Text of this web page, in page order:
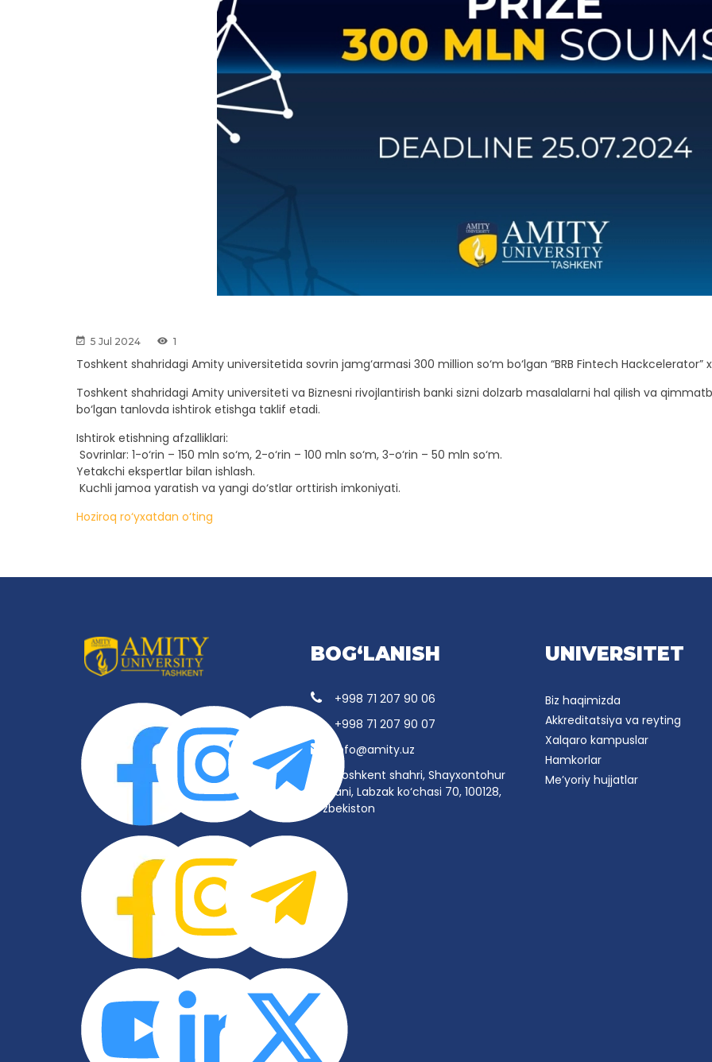
5 Jul 2024 1
Toshkent shahridagi Amity universitetida sovrin jamg‘armasi 300 million so‘m bo‘lgan “BRB Fintech Hackcelerator”
Toshkent shahridagi Amity universiteti va Biznesni rivojlantirish banki sizni dolzarb masalalarni hal qilish va
bo‘lgan tanlovda ishtirok etishga taklif etadi.
Ishtirok etishning afzalliklari:
Sovrinlar: 1-o‘rin – 150 mln so‘m, 2-o‘rin – 100 mln so‘m, 3-o‘rin – 50 mln so‘m.
Yetakchi ekspertlar bilan ishlash.
Kuchli jamoa yaratish va yangi do‘stlar orttirish imkoniyati.
Hoziroq ro‘yxatdan o‘ting
BOG‘LANISH
+998 71 207 90 06
+998 71 207 90 07
info@amity.uz
Toshkent shahri, Shayxontohur
tumani, Labzak ko‘chasi 70, 100128,
O‘zbekiston
UNIVERSITET
Biz haqimizda
Akkreditatsiya va reyting
Xalqaro kampuslar
Hamkorlar
Me’yoriy hujjatlar